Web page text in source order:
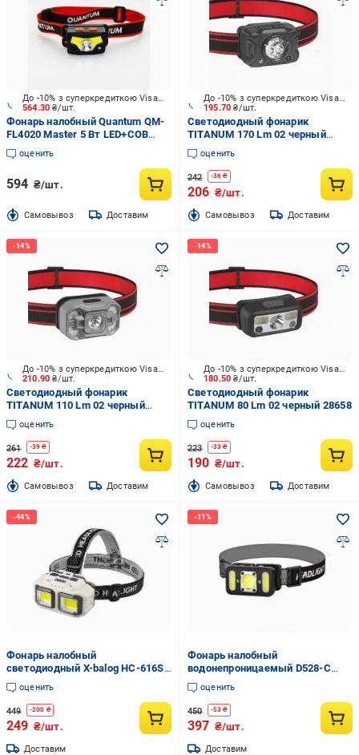
564.30₴/шт.
До -10% з суперкредиткою Visa Вигода
Фонарь налобный Quantum QM-
FL4020 Master 5 Вт LED+COB
аккумуляторный с сенсором
300 Lm черный QM-FL4020
оценить
594 ₴/шт.
Cамовывоз Доставим
195.70₴/шт.
До -10% з суперкредиткою Visa Вигода
Светодиодный фонарик
TITANUM 170 Lm 02 черный
28660
оценить
242 -36 ₴
206 ₴/шт.
Cамовывоз Доставим
210.90₴/шт.
До -10% з суперкредиткою Visa Вигода
Светодиодный фонарик
TITANUM 110 Lm 02 черный
28659
оценить
261 -39 ₴
222 ₴/шт.
Cамовывоз Доставим
180.50₴/шт.
До -10% з суперкредиткою Visa Вигода
Светодиодный фонарик
TITANUM 80 Lm 02 черный 28658
оценить
223 -33 ₴
190 ₴/шт.
Cамовывоз Доставим
Фонарь налобный
светодиодный X-balog HC-616S
USB Type-C с аккумулятором и
сенсорным управлением
(10573)
оценить
449 -200 ₴
249 ₴/шт.
Доставим
Фонарь налобный
водонепроницаемый D528-C
IPX-4 USB-Type C
аккумуляторный красный свет
(32407947)
оценить
450 -53 ₴
397 ₴/шт.
Доставим